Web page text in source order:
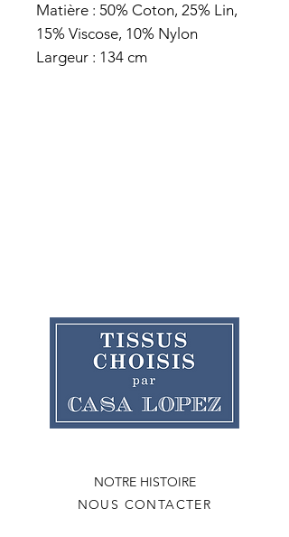
Matière : 50% Coton, 25% Lin,
15% Viscose, 10% Nylon
Largeur : 134 cm
NOTRE HISTOIRE
NOUS CONTACTER